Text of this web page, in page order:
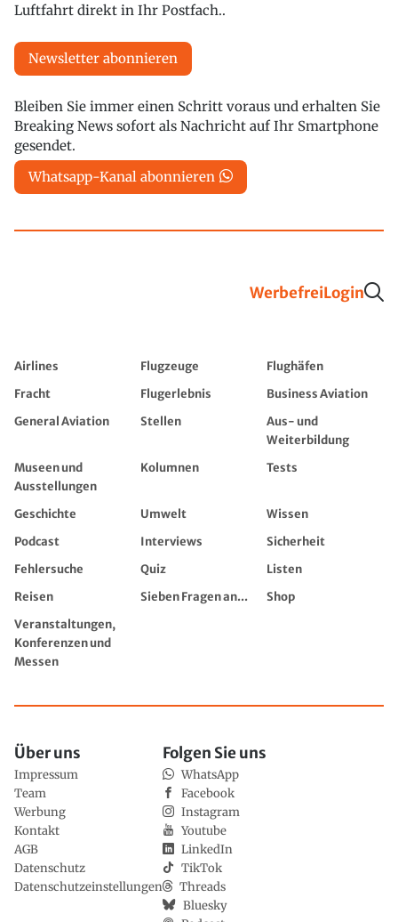
Luftfahrt direkt in Ihr Postfach..
Newsletter abonnieren
Bleiben Sie immer einen Schritt voraus und erhalten Sie
Breaking News sofort als Nachricht auf Ihr Smartphone
gesendet.
Whatsapp-Kanal abonnieren
WerbefreiLogin
Airlines Flugzeuge
Flughäfen
Fracht
Flugerlebnis
Business Aviation
General Aviation
Stellen
Aus- und
Weiterbildung
Museen und
Ausstellungen
Kolumnen Tests
Geschichte Umwelt
Wissen
Podcast
Interviews
Sicherheit
Fehlersuche
Quiz
Listen
Reisen
Sieben Fragen an...
Shop
Veranstaltungen,
Konferenzen und
Messen
Über uns
Impressum
Team
Werbung
Kontakt
AGB
Datenschutz
Datenschutzeinstellungen
Folgen Sie uns
WhatsApp
Facebook
Instagram
Youtube
LinkedIn
TikTok
Threads
Bluesky